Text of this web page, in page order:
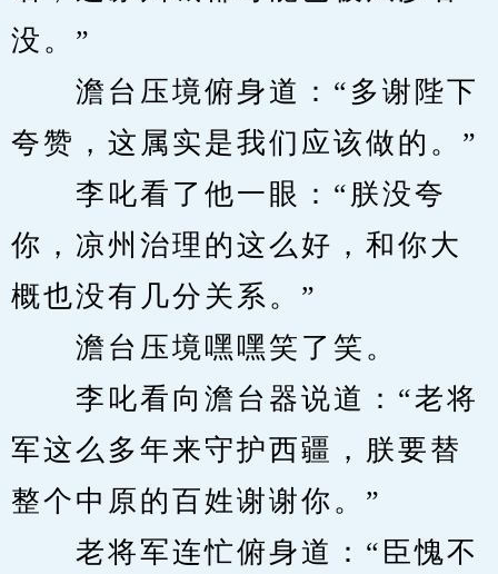
没。”
澹台压境俯身道：“多谢陛下
夸赞，这属实是我们应该做的。”
李叱看了他一眼：“朕没夸
你，凉州治理的这么好，和你大
概也没有几分关系。”
澹台压境嘿嘿笑了笑。
李叱看向澹台器说道：“老将
军这么多年来守护西疆，朕要替
整个中原的百姓谢谢你。”
老将军连忙俯身道：“臣愧不